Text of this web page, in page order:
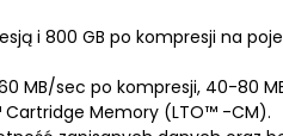
i 800 GB po kompresji na
MB/sec po kompresji, 40-80
Memory (LTO™ -CM).